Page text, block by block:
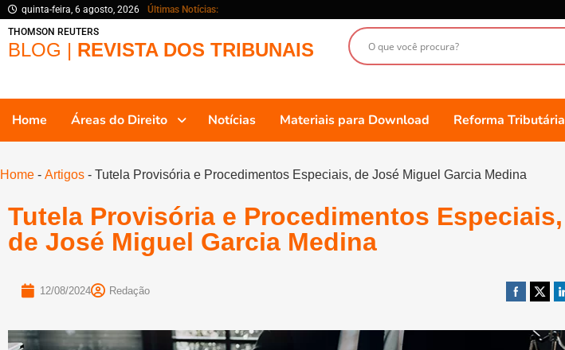
quinta-feira, 6 agosto, 2026
Últimas Notícias:
THOMSON REUTERS
BLOG | REVISTA DOS TRIBUNAIS
Home Áreas do Direito Notícias Materiais para Download Reforma Tributária
Home - Artigos - Tutela Provisória e Procedimentos Especiais, de José Miguel Garcia Medina
Tutela Provisória e Procedimentos Especiais,
de José Miguel Garcia Medina
12/08/2024 Redação